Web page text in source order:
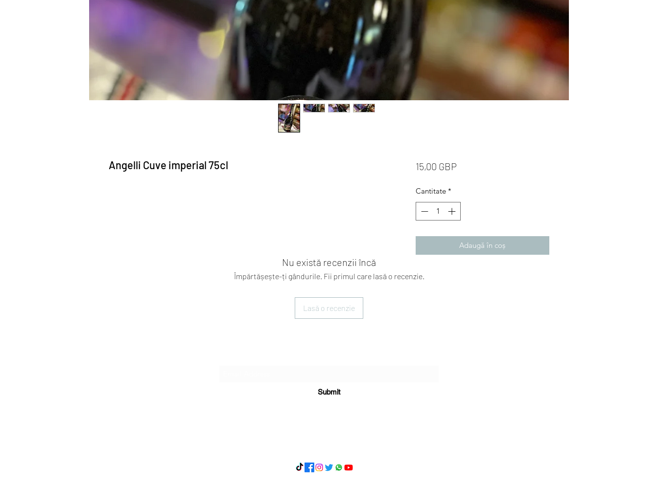
Angelli Cuve imperial 75cl 15,00 GBPPreț
Cantitate *
Adaugă în coș
Nu există recenzii încă
Împărtășește-ți gândurile. Fii primul care lasă o recenzie.
Lasă o recenzie
Submit